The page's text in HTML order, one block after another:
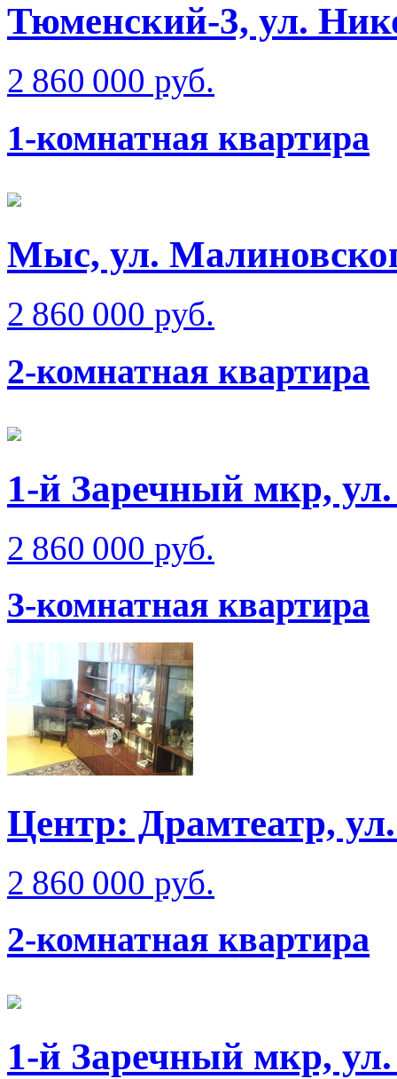
Тюменский-3, ул.
2 860 000 руб.
1-комнатная квартира
Мыс, ул.
2 860 000 руб.
2-комнатная квартира
1-й Заречный мкр,
2 860 000 руб.
3-комнатная квартира
Центр: Драмтеатр,
2 860 000 руб.
2-комнатная квартира
1-й Заречный мкр,